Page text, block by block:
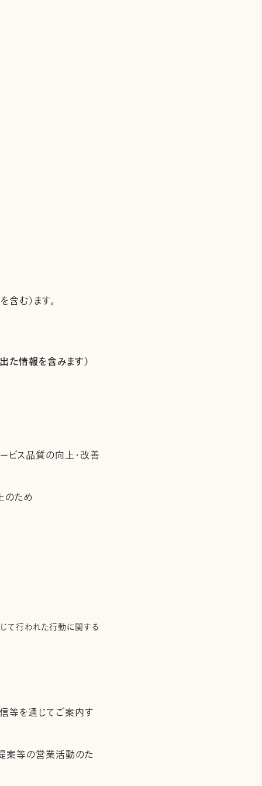
む）ます。
情報を含みます）
ビス品質の向上・改善
のため
て行われた行動に関する
信等を通じてご案内す
案等の営業活動のた